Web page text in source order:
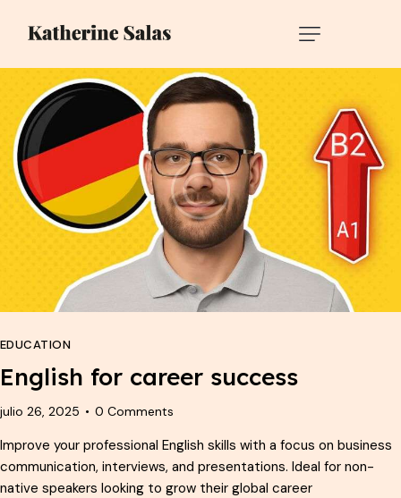
EDUCATION
English for career success
julio 26, 2025 0 Comments
Improve your professional English skills with a focus on business
communication, interviews, and presentations. Ideal for non-
native speakers looking to grow their global career